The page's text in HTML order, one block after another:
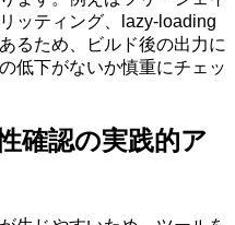
ッティング、lazy-loading
るため、ビルド後の出力に
低下がないか慎重にチェッ
確認の実践的ア